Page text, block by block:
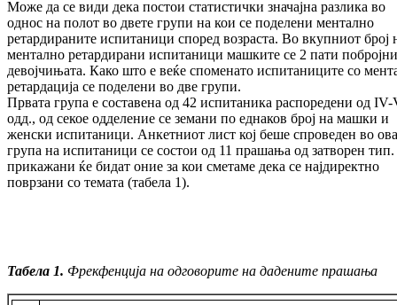
Може да се види дека постои статистички значајна разлика во
однос на полот во двете групи на кои се поделени ментално
ретардираните испитаници според возраста. Во вкупниот број
ментално ретардирани испитаници машките се 2 пати
девојчињата. Како што е веќе споменато испитаниците со
ретардација се поделени во две групи.
Првата група е составена од 42 испитаника распоредени од
одд., од секое одделение се земани по еднаков број на машки и
женски испитаници. Анкетниот лист кој беше спроведен во
група на испитаници се состои од 11 прашања од затворен
прикажани ќе бидат оние за кои сметаме дека се најдиректно
поврзани со темата (табела 1).
Табела 1. Фрекфенција на одговорите на дадените прашања